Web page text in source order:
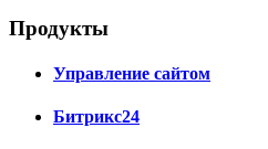
Продукты
Управление сайтом
Битрикс24